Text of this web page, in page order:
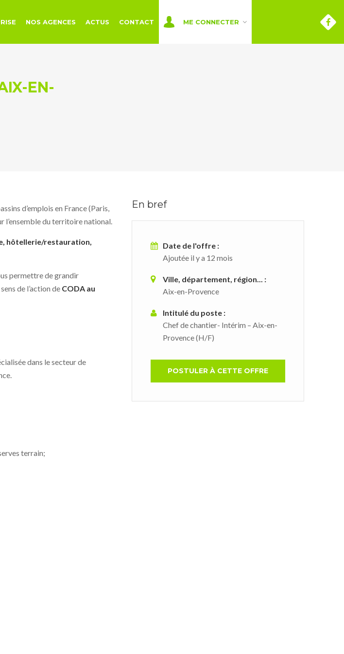
NOS AGENCES ACTUS CONTACT ME CONNECTER
EN-
d’emplois en France (Paris,
l’ensemble du territoire national.
hôtellerie/restauration,
permettre de grandir
de l’action de CODA au
dans le secteur de
terrain;
En bref
Date de l'offre :
Ajoutée il y a 12 mois
Ville, département, région... :
Aix-en-Provence
Intitulé du poste :
Chef de chantier- Intérim – Aix-en-
Provence (H/F)
POSTULER À CETTE OFFRE